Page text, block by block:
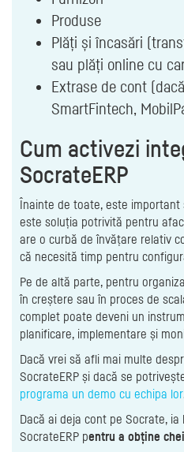
Produse
Plăți și încasări
sau plăți online cu
Extrase de cont
SmartFintech,
Cum activezi
SocrateERP
Înainte de toate, este important
este soluția potrivită pentru
are o curbă de învățare relativ
că necesită timp pentru
Pe de altă parte, pentru
în creștere sau în proces de
complet poate deveni un
planificare, implementare și
Dacă vrei să afli mai multe
SocrateERP și dacă se
programa un demo cu echipa lor
Dacă ai deja cont pe Socrate,
SocrateERP pentru a obține